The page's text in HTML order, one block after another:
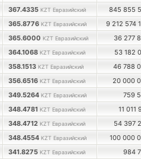
367.4335 KZT Евразийский 845 855
365.8776 KZT Евразийский 9 212 574
365.6000 KZT Евразийский 36 277
364.1068 KZT Евразийский 53 182
358.1513 KZT Евразийский 46 788
356.6516 KZT Евразийский 20 000
349.5264 KZT Евразийский 759
348.4781 KZT Евразийский 11 011
348.4712 KZT Евразийский 54 397
348.4554 KZT Евразийский 100 000
341.8275 KZT Евразийский 984